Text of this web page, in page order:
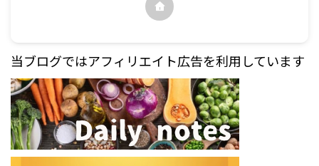
当ブログではアフィリエイト広告を利用しています